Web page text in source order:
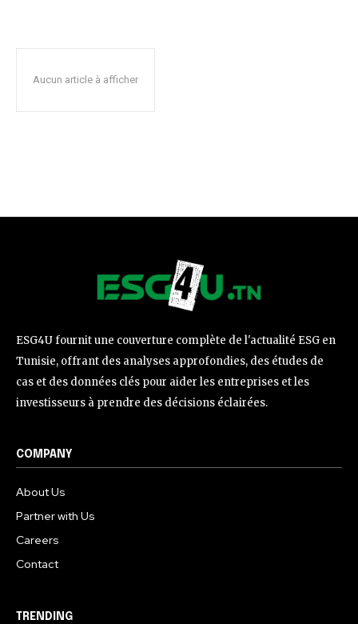
Aucun article à afficher
ESG4U fournit une couverture complète de l'actualité ESG en
Tunisie, offrant des analyses approfondies, des études de
cas et des données clés pour aider les entreprises et les
investisseurs à prendre des décisions éclairées.
COMPANY
About Us
Partner with Us
Careers
Contact
TRENDING